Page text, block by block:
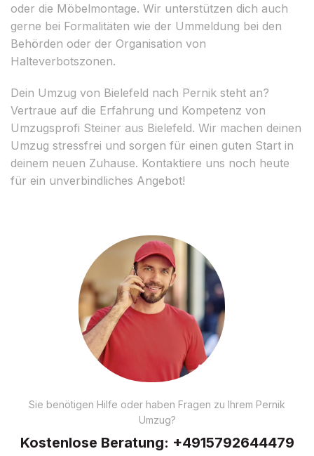
oder die Möbelmontage. Wir unterstützen dich auch
gerne bei Formalitäten wie der Ummeldung bei den
Behörden oder der Organisation von
Halteverbotszonen.
Dein Umzug von Bielefeld nach Pernik steht an?
Vertraue auf die Erfahrung und Kompetenz von
Umzugsprofi Steiner aus Bielefeld. Wir machen deinen
Umzug stressfrei und sorgen für einen guten Start in
deinem neuen Zuhause. Kontaktiere uns noch heute
für ein unverbindliches Angebot!
Sie benötigen Hilfe oder haben Fragen zu Ihrem Pernik
Umzug?
Kostenlose Beratung: +4915792644479